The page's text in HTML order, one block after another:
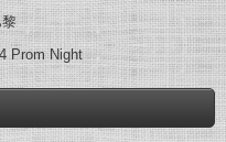
Prom Night